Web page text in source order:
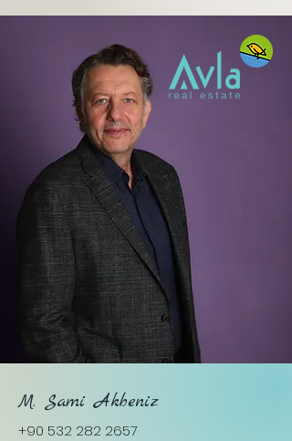
M. Sami Akbeniz
+90 532 282 2657